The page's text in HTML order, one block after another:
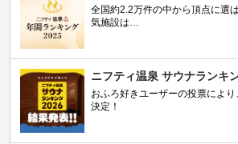
全国約2.2万件の中から頂点に選
気施設は…
ニフティ温泉 サウナランキ
おふろ好きユーザーの投票によ
決定！